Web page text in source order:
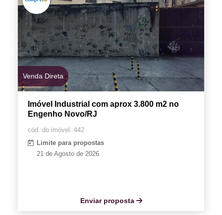
Venda Direta
Imóvel Industrial com aprox 3.800 m2 no
Engenho Novo/RJ
cód. do imóvel: 442
Limite para propostas
21 de Agosto de 2026
Enviar proposta